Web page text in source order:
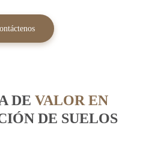
DE VALOR EN
DE SUELOS